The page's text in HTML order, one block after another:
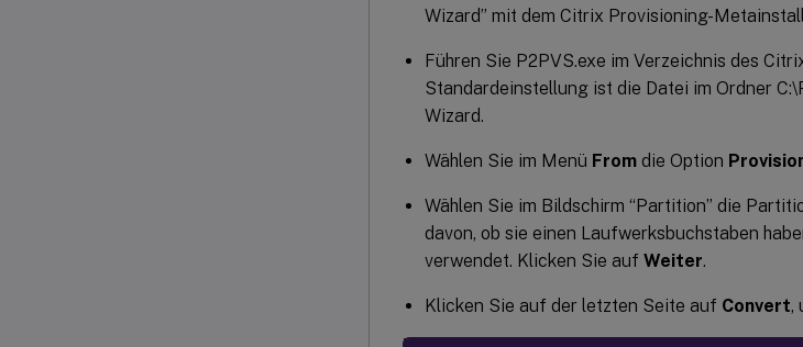
Wizard” mit dem Citrix Provisioning-
Führen Sie P2PVS.exe im Verzeichnis des
Standardeinstellung ist die Datei im Ordner
Wizard.
Wählen Sie im Menü From die Option
Wählen Sie im Bildschirm “Partition” die
davon, ob sie einen Laufwerksbuchstaben
verwendet. Klicken Sie auf Weiter.
Klicken Sie auf der letzten Seite auf Convert,